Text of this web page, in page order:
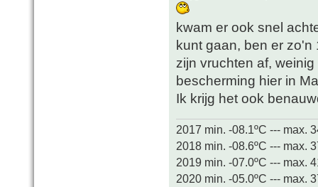
kwam er ook snel
kunt gaan, ben er
zijn vruchten af,
bescherming hier in
Ik krijg het ook
2017 min. -08.1ºC --- max.
2018 min. -08.6ºC --- max.
2019 min. -07.0ºC --- max.
2020 min. -05.0ºC --- max.